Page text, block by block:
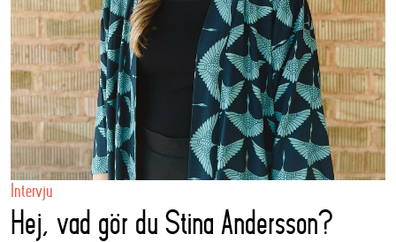
Intervju
Hej, vad gör du Stina Andersson?